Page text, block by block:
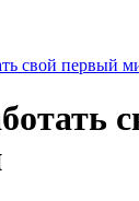
свой первый